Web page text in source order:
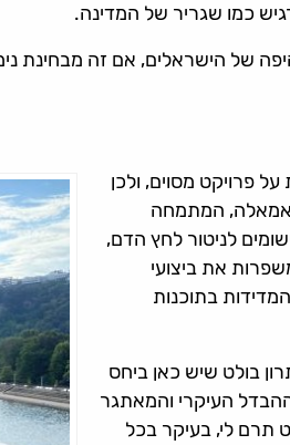
כמו שגריר של המדינה.
של הישראלים, אם זה מבחינת
פרויקט מסוים, ולכן
המתמחה
לניטור לחץ הדם,
את ביצועי
בתוכנות
בולט שיש כאן ביחס
העיקרי והמאתגר
תרם לי, בעיקר בכל